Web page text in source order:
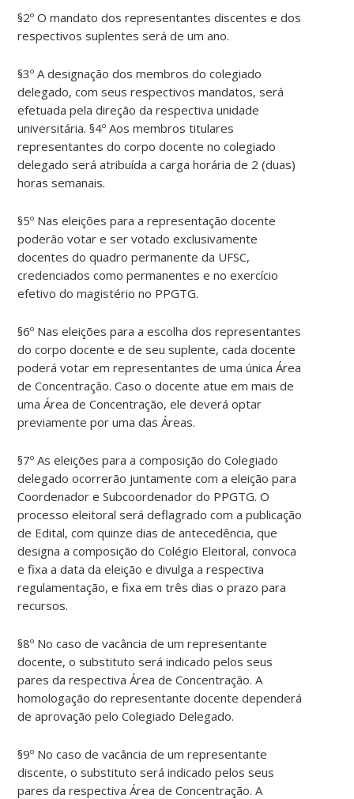
§2º O mandato dos representantes discentes e dos
respectivos suplentes será de um ano.
§3º A designação dos membros do colegiado
delegado, com seus respectivos mandatos, será
efetuada pela direção da respectiva unidade
universitária. §4º Aos membros titulares
representantes do corpo docente no colegiado
delegado será atribuída a carga horária de 2 (duas)
horas semanais.
§5º Nas eleições para a representação docente
poderão votar e ser votado exclusivamente
docentes do quadro permanente da UFSC,
credenciados como permanentes e no exercício
efetivo do magistério no PPGTG.
§6º Nas eleições para a escolha dos representantes
do corpo docente e de seu suplente, cada docente
poderá votar em representantes de uma única Área
de Concentração. Caso o docente atue em mais de
uma Área de Concentração, ele deverá optar
previamente por uma das Áreas.
§7º As eleições para a composição do Colegiado
delegado ocorrerão juntamente com a eleição para
Coordenador e Subcoordenador do PPGTG. O
processo eleitoral será deflagrado com a publicação
de Edital, com quinze dias de antecedência, que
designa a composição do Colégio Eleitoral, convoca
e fixa a data da eleição e divulga a respectiva
regulamentação, e fixa em três dias o prazo para
recursos.
§8º No caso de vacância de um representante
docente, o substituto será indicado pelos seus
pares da respectiva Área de Concentração. A
homologação do representante docente dependerá
de aprovação pelo Colegiado Delegado.
§9º No caso de vacância de um representante
discente, o substituto será indicado pelos seus
pares da respectiva Área de Concentração. A